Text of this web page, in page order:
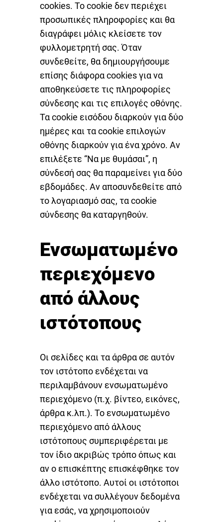
cookies. Το cookie δεν περιέχει
προσωπικές πληροφορίες και θα
διαγράφει μόλις κλείσετε τον
φυλλομετρητή σας. Όταν
συνδεθείτε, θα δημιουργήσουμε
επίσης διάφορα cookies για να
αποθηκεύσετε τις πληροφορίες
σύνδεσης και τις επιλογές οθόνης.
Τα cookie εισόδου διαρκούν για δύο
ημέρες και τα cookie επιλογών
οθόνης διαρκούν για ένα χρόνο. Αν
επιλέξετε “Να με θυμάσαι”, η
σύνδεσή σας θα παραμείνει για δύο
εβδομάδες. Αν αποσυνδεθείτε από
το λογαριασμό σας, τα cookie
σύνδεσης θα καταργηθούν.
Ενσωματωμένο
περιεχόμενο
από άλλους
ιστότοπους
Οι σελίδες και τα άρθρα σε αυτόν
τον ιστότοπο ενδέχεται να
περιλαμβάνουν ενσωματωμένο
περιεχόμενο (π.χ. βίντεο, εικόνες,
άρθρα κ.λπ.). Το ενσωματωμένο
περιεχόμενο από άλλους
ιστότοπους συμπεριφέρεται με
τον ίδιο ακριβώς τρόπο όπως και
αν ο επισκέπτης επισκέφθηκε τον
άλλο ιστότοπο. Αυτοί οι ιστότοποι
ενδέχεται να συλλέγουν δεδομένα
για εσάς, να χρησιμοποιούν